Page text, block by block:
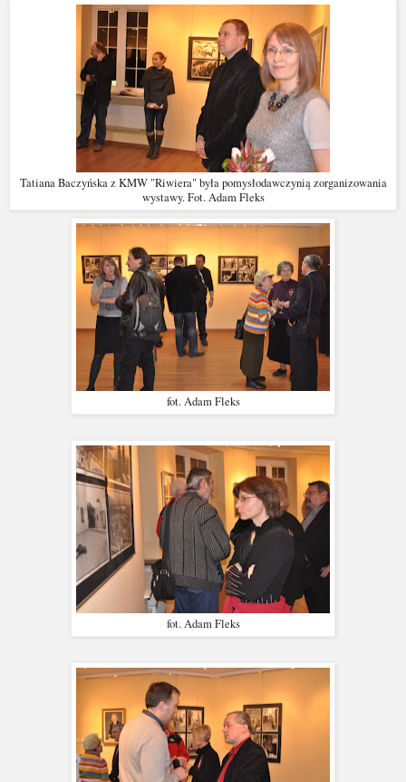
Tatiana Baczyńska z KMW "Riwiera" była pomysłodawczynią zorganizowania
wystawy. Fot. Adam Fleks
fot. Adam Fleks
fot. Adam Fleks